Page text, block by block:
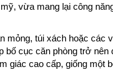
vừa mang lại công
mỏng, túi xách hoặc các
bố cục căn phòng trở nên
giác cao cấp, giống một